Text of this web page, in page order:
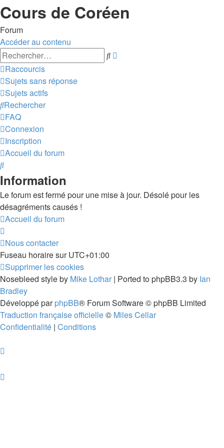
Cours de Coréen
Forum
Accéder au contenu
Rechercher
Raccourcis
Sujets sans réponse
Sujets actifs
Rechercher
FAQ
Connexion
Inscription
Accueil du forum
Rechercher
Information
Le forum est fermé pour une mise à jour. Désolé pour les
désagréments causés !
Accueil du forum
Nous contacter
Fuseau horaire surUTC+01:00
Supprimer les cookies
Nosebleed style by Mike Lothar | Ported to phpBB3.3 by Ian
Bradley
Développé parphpBB® Forum Software © phpBB Limited
Traduction française officielle© Miles Cellar
Confidentialité | Conditions